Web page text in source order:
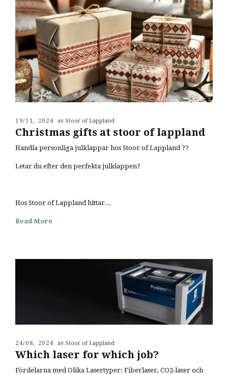
19/11, 2024 av Stoor of Lappland
Christmas gifts at stoor of lappland
Handla personliga julklappar hos Stoor of Lappland ??
Letar du efter den perfekta julklappen?
Hos Stoor of Lappland hittar...
Read More
24/08, 2024 av Stoor of Lappland
Which laser for which job?
Fördelarna med Olika Lasertyper: Fiberlaser, CO2-laser och